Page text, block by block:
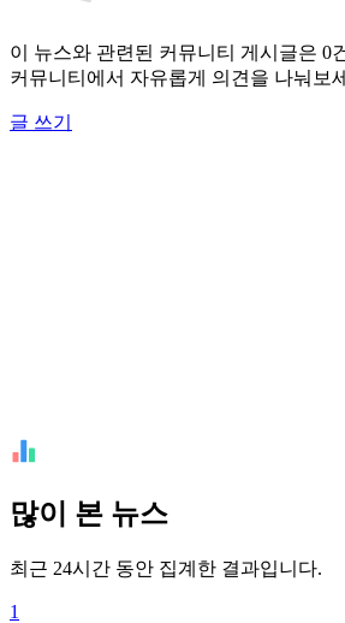
이 뉴스와 관련된 커뮤니티 게시글은 0
커뮤니티에서 자유롭게 의견을 나눠보
글 쓰기
많이 본 뉴스
최근 24시간 동안 집계한 결과입니다.
1